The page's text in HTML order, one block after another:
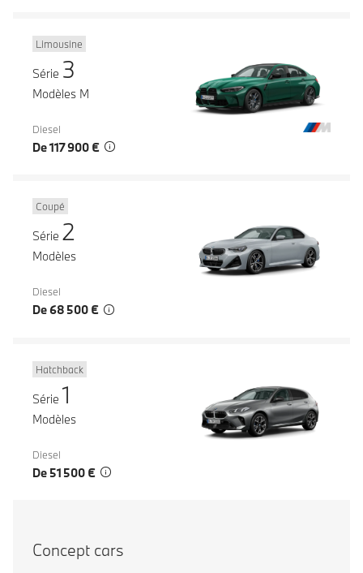
Limousine
Série 3
Modèles M
Diesel
De 117 900 €
Coupé
Série 2
Modèles
Diesel
De 68 500 €
Hatchback
Série 1
Modèles
Diesel
De 51 500 €
Concept cars